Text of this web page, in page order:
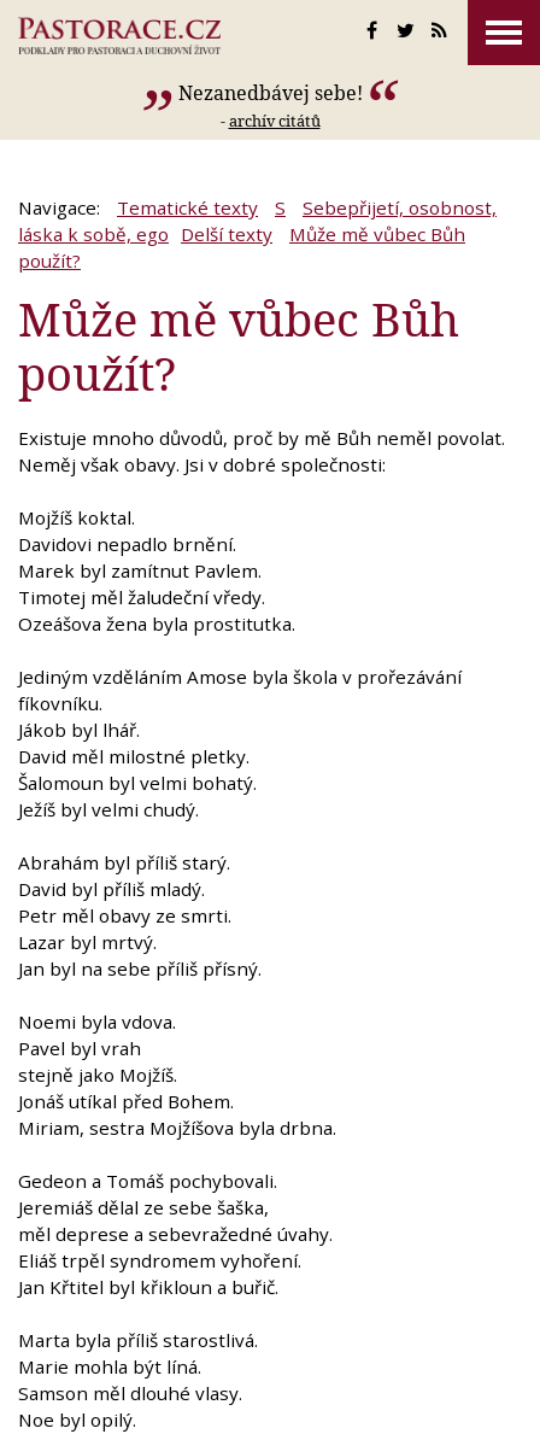
Nezanedbávej sebe!
-archív citátů
Navigace: Tematické texty S
Sebepřijetí, osobnost,
láska k sobě, ego Delší texty
Může mě vůbec Bůh
použít?
Může mě vůbec Bůh
použít?
Existuje mnoho důvodů, proč by mě Bůh neměl povolat.
Neměj však obavy. Jsi v dobré společnosti:
Mojžíš koktal.
Davidovi nepadlo brnění.
Marek byl zamítnut Pavlem.
Timotej měl žaludeční vředy.
Ozeášova žena byla prostitutka.
Jediným vzděláním Amose byla škola v prořezávání
fíkovníku.
Jákob byl lhář.
David měl milostné pletky.
Šalomoun byl velmi bohatý.
Ježíš byl velmi chudý.
Abrahám byl příliš starý.
David byl příliš mladý.
Petr měl obavy ze smrti.
Lazar byl mrtvý.
Jan byl na sebe příliš přísný.
Noemi byla vdova.
Pavel byl vrah
stejně jako Mojžíš.
Jonáš utíkal před Bohem.
Miriam, sestra Mojžíšova byla drbna.
Gedeon a Tomáš pochybovali.
Jeremiáš dělal ze sebe šaška,
měl deprese a sebevražedné úvahy.
Eliáš trpěl syndromem vyhoření.
Jan Křtitel byl křikloun a buřič.
Marta byla příliš starostlivá.
Marie mohla být líná.
Samson měl dlouhé vlasy.
Noe byl opilý.